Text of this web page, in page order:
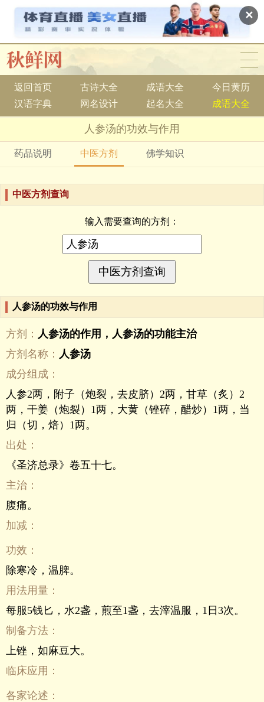
✕
返回首页 古诗大全 成语大全
今日黄历
汉语字典
网名设计 起名大全 成语大全
人参汤的功效与作用
药品说明 中医方剂 佛学知识
中医方剂查询
输入需要查询的方剂：
人参汤的功效与作用
方剂： 人参汤的作用，人参汤的功能主治
方剂名称： 人参汤
成分组成：
人参2两，附子（炮裂，去皮脐）2两，甘草（炙）2
两，干姜（炮裂）1两，大黄（锉碎，醋炒）1两，当
归（切，焙）1两。
出处：
《圣济总录》卷五十七。
主治：
腹痛。
加减：
功效：
除寒冷，温脾。
用法用量：
每服5钱匕，水2盏，煎至1盏，去滓温服，1日3次。
制备方法：
上锉，如麻豆大。
临床应用：
各家论述：